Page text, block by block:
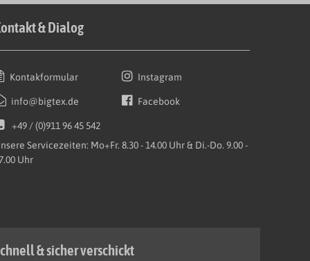
& Dialog
Kontakformular
info@bigtex.de
Instagram
Facebook
+49 / (0)911 96 45 542
Servicezeiten: Mo+Fr. 8.30 - 14.00 Uhr & Di.-Do. 9.00 -
Uhr
& sicher verschickt